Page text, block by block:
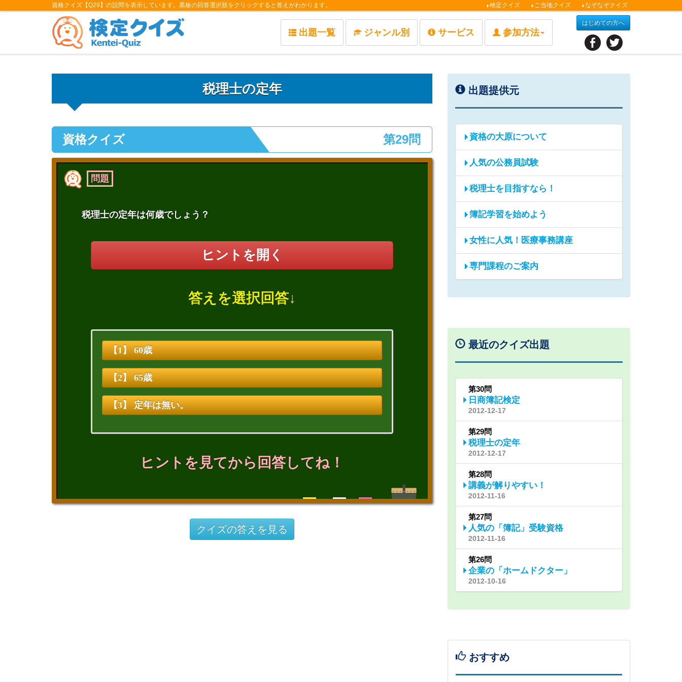
資格クイズ【Q29】の設問を表示しています。黒板の回答選択肢をクリックすると答えがわかります。 検定クイズ ご当地クイズ なぞなぞクイズ
出題一覧 ジャンル別 サービス 参加方法
はじめての方へ
税理士の定年
資格クイズ 第29問
問題
税理士の定年は何歳でしょう？
ヒントを開く
答えを選択回答↓
【1】 60歳
【2】 65歳
【3】 定年は無い。
ヒントを見てから回答してね！
クイズの答えを見る
出題提供元
資格の大原について
人気の公務員試験
税理士を目指すなら！
簿記学習を始めよう
女性に人気！医療事務講座
専門課程のご案内
最近のクイズ出題
第30問
日商簿記検定
2012-12-17
第29問
税理士の定年
2012-12-17
第28問
講義が解りやすい！
2012-11-16
第27問
人気の「簿記」受験資格
2012-11-16
第26問
企業の「ホームドクター」
2012-10-16
おすすめ